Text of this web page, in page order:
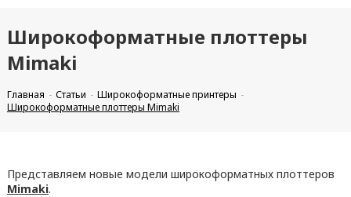
Широкоформатные плоттеры
Mimaki
Главная Статьи
Широкоформатные принтеры
Широкоформатные плоттеры Mimaki
Представляем новые модели широкоформатных плоттеров
Mimaki.